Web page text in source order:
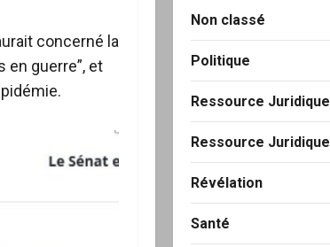
concerné la
en guerre”, et
Non classé
Politique
Ressource Juridique
Ressource Juridique
Révélation
Santé